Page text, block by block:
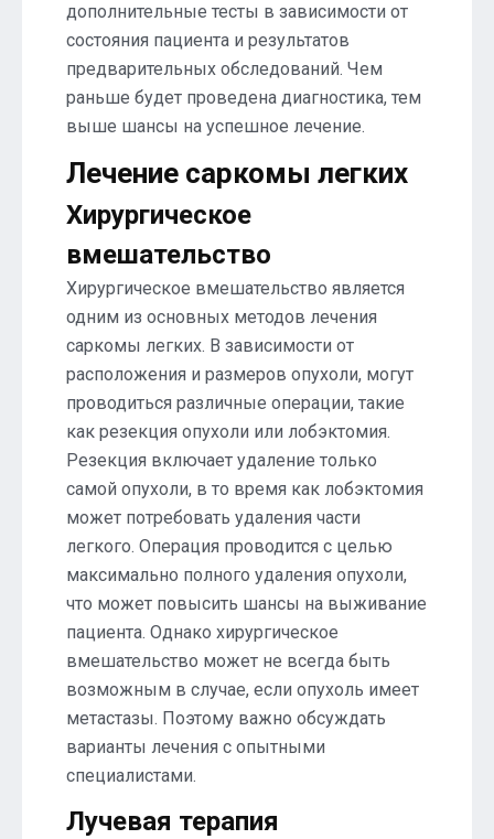
дополнительные тесты в зависимости от
состояния пациента и результатов
предварительных обследований. Чем
раньше будет проведена диагностика, тем
выше шансы на успешное лечение.
Лечение саркомы легких
Хирургическое
вмешательство
Хирургическое вмешательство является
одним из основных методов лечения
саркомы легких. В зависимости от
расположения и размеров опухоли, могут
проводиться различные операции, такие
как резекция опухоли или лобэктомия.
Резекция включает удаление только
самой опухоли, в то время как лобэктомия
может потребовать удаления части
легкого. Операция проводится с целью
максимально полного удаления опухоли,
что может повысить шансы на выживание
пациента. Однако хирургическое
вмешательство может не всегда быть
возможным в случае, если опухоль имеет
метастазы. Поэтому важно обсуждать
варианты лечения с опытными
специалистами.
Лучевая терапия